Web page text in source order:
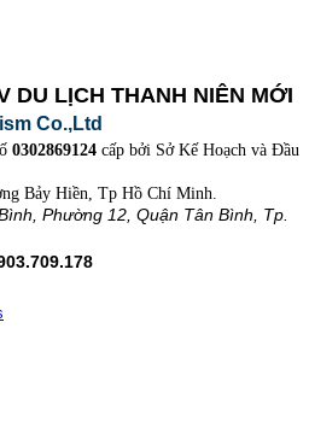
DU LỊCH THANH NIÊN MỚI
Co.,Ltd
0302869124 cấp bởi Sở Kế Hoạch và Đầu
Bảy Hiền, Tp Hồ Chí Minh.
Phường 12, Quận Tân Bình, Tp.